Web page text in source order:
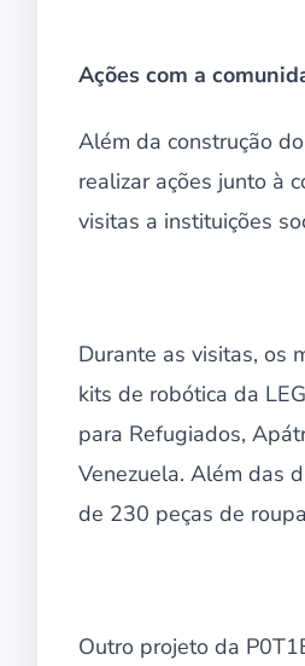
Ações com a
Além da construção
realizar ações junto à
visitas a instituições
Durante as visitas, os
kits de robótica da
para Refugiados,
Venezuela. Além das
de 230 peças de
Outro projeto da